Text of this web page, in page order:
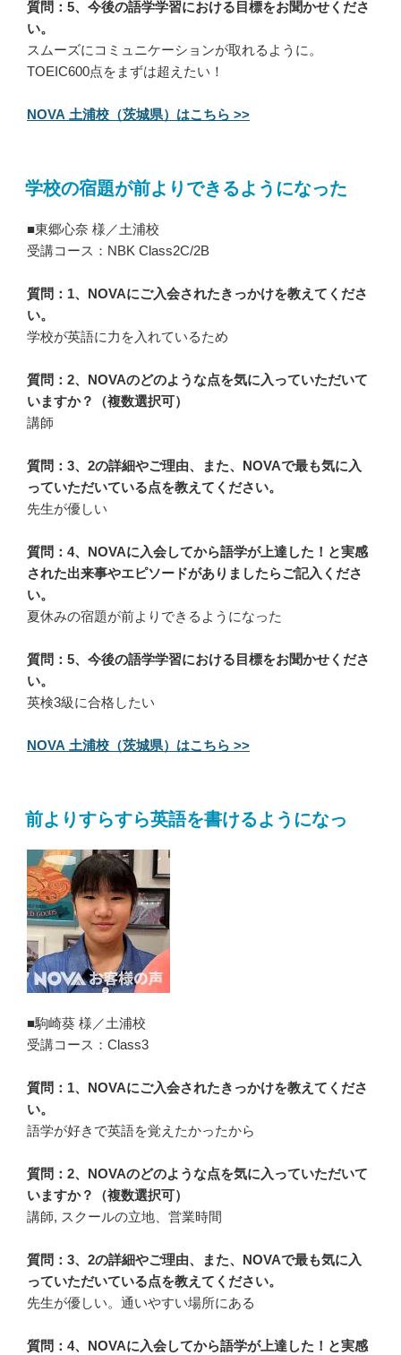
質問：5、今後の語学学習における目標をお聞かせくださ
い。
スムーズにコミュニケーションが取れるように。
TOEIC600点をまずは超えたい！
NOVA 土浦校（茨城県）はこちら >>
学校の宿題が前よりできるようになった
■東郷心奈 様／土浦校
受講コース：NBK Class2C/2B
質問：1、NOVAにご入会されたきっかけを教えてくださ
い。
学校が英語に力を入れているため
質問：2、NOVAのどのような点を気に入っていただいて
いますか？（複数選択可）
講師
質問：3、2の詳細やご理由、また、NOVAで最も気に入
っていただいている点を教えてください。
先生が優しい
質問：4、NOVAに入会してから語学が上達した！と実感
された出来事やエピソードがありましたらご記入くださ
い。
夏休みの宿題が前よりできるようになった
質問：5、今後の語学学習における目標をお聞かせくださ
い。
英検3級に合格したい
NOVA 土浦校（茨城県）はこちら >>
前よりすらすら英語を書けるようになっ
■駒崎葵 様／土浦校
受講コース：Class3
質問：1、NOVAにご入会されたきっかけを教えてくださ
い。
語学が好きで英語を覚えたかったから
質問：2、NOVAのどのような点を気に入っていただいて
いますか？（複数選択可）
講師, スクールの立地、営業時間
質問：3、2の詳細やご理由、また、NOVAで最も気に入
っていただいている点を教えてください。
先生が優しい。通いやすい場所にある
質問：4、NOVAに入会してから語学が上達した！と実感